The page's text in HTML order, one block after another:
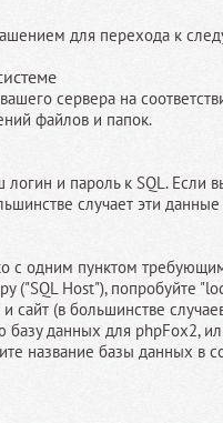
для перехода к
сервера на
файлов и папок.
и пароль к SQL. Если
случает эти
с одним пунктом
("SQL Host"), попробуйте
сайт (в большинстве
данных для phpFox2,
название базы данных в